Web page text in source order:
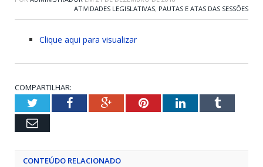
ATIVIDADES LEGISLATIVAS, PAUTAS E ATAS DAS SESSÕES
Clique aqui para visualizar
COMPARTILHAR:
TwitterFacebookGoogle+PinterestLinkedInTumblr
Email
CONTEÚDO RELACIONADO